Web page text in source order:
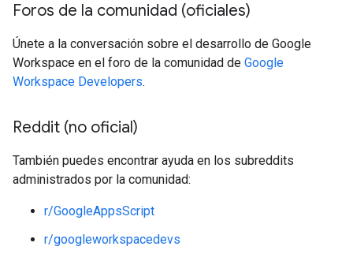
Foros de la comunidad (oficiales)
Únete a la conversación sobre el desarrollo de Google
Workspace en el foro de la comunidad de Google
Workspace Developers.
Reddit (no oficial)
También puedes encontrar ayuda en los subreddits
administrados por la comunidad:
r/GoogleAppsScript
r/googleworkspacedevs